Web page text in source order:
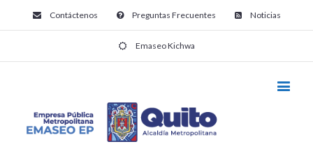
Contáctenos Preguntas Frecuentes Noticias
Emaseo Kichwa